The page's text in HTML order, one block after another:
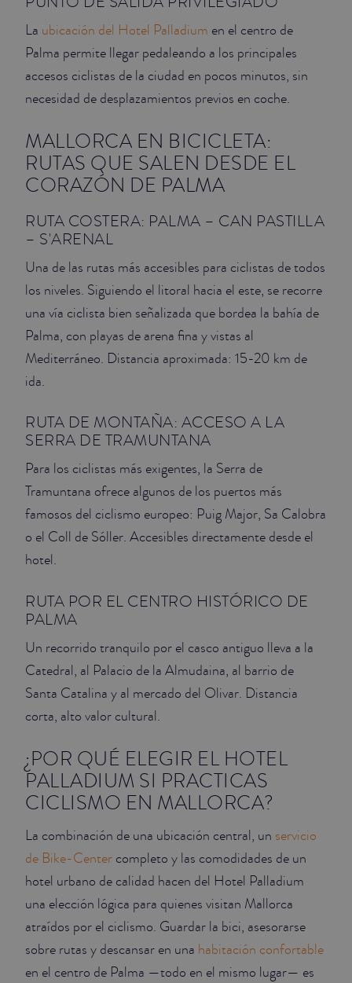
La ubicación del Hotel Palladium en el centro de
Palma permite llegar pedaleando a los principales
accesos ciclistas de la ciudad en pocos minutos, sin
necesidad de desplazamientos previos en coche.
MALLORCA EN BICICLETA:
RUTAS QUE SALEN DESDE EL
CORAZÓN DE PALMA
RUTA COSTERA: PALMA – CAN PASTILLA
– S'ARENAL
Una de las rutas más accesibles para ciclistas de todos
los niveles. Siguiendo el litoral hacia el este, se recorre
una vía ciclista bien señalizada que bordea la bahía de
Palma, con playas de arena fina y vistas al
Mediterráneo. Distancia aproximada: 15-20 km de
ida.
RUTA DE MONTAÑA: ACCESO A LA
SERRA DE TRAMUNTANA
Para los ciclistas más exigentes, la Serra de
Tramuntana ofrece algunos de los puertos más
famosos del ciclismo europeo: Puig Major, Sa Calobra
o el Coll de Sóller. Accesibles directamente desde el
hotel.
RUTA POR EL CENTRO HISTÓRICO DE
PALMA
Un recorrido tranquilo por el casco antiguo lleva a la
Catedral, al Palacio de la Almudaina, al barrio de
Santa Catalina y al mercado del Olivar. Distancia
corta, alto valor cultural.
¿POR QUÉ ELEGIR EL HOTEL
PALLADIUM SI PRACTICAS
CICLISMO EN MALLORCA?
La combinación de una ubicación central, un servicio
de Bike-Center completo y las comodidades de un
hotel urbano de calidad hacen del Hotel Palladium
una elección lógica para quienes visitan Mallorca
atraídos por el ciclismo. Guardar la bici, asesorarse
sobre rutas y descansar en una habitación confortable
en el centro de Palma —todo en el mismo lugar— es